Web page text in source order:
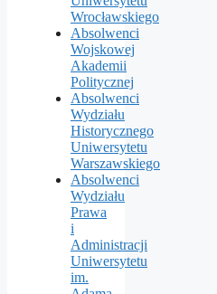
Wrocławskiego
Absolwenci
Wojskowej
Akademii
Politycznej
Absolwenci
Wydziału
Historycznego
Uniwersytetu
Warszawskiego
Absolwenci
Wydziału
Prawa
i
Administracji
Uniwersytetu
im.